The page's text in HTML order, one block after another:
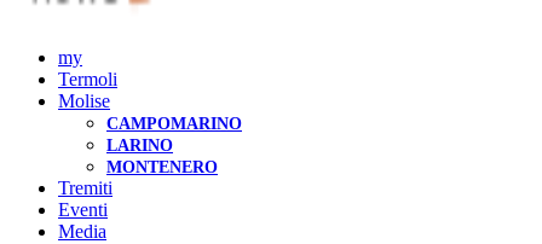
my
Termoli
Molise
CAMPOMARINO
LARINO
MONTENERO
Tremiti
Eventi
Media